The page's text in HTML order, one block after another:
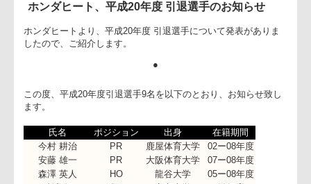
ホンダヒート、平成20年度 引退選手のお知らせ
ホンダヒートより、平成20年度 引退選手について発表がありま
ます。
氏名 ポジション 出身
在籍期間
今村 耕治
PR 鹿屋体育大学 02ー08年度